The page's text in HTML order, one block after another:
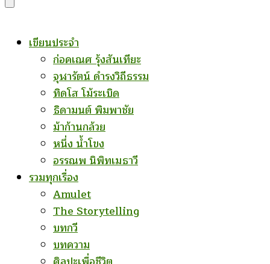
เขียนประจำ
ก่อคเณศ รุ้งสันเทียะ
จุฬารัตน์ ดำรงวิถีธรรม
ทิดโส โม้ระเบิด
ธิดามนต์ พิมพาชัย
ม้าก้านกล้วย
หนึ่ง น้ำโขง
อรรณพ นิพิทเมธาวี
รวมทุกเรื่อง
Amulet
The Storytelling
บทกวี
บทความ